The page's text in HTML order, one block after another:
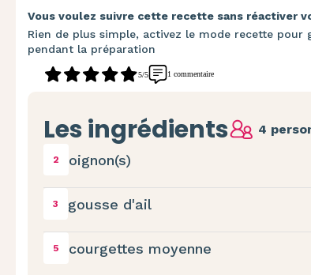
Vous voulez suivre cette recette sans réactiver
Rien de plus simple, activez le mode recette pour
pendant la préparation
5/5 1 commentaire
Les ingrédients 4
2 oignon(s)
3 gousse d'ail
5 courgettes moyenne